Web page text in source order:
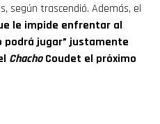
según trascendió. Además, el
le impide enfrentar al
podrá jugar” justamente
ChachoCoudet el próximo